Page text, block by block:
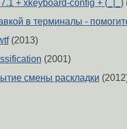
+ xkeyboard-config + (_|_)
в терминалы -
(2013)
(2001)
смены раскладки